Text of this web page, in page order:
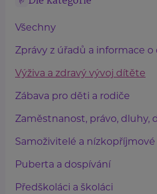
Všechny
Zprávy z úřadů a informace
Výživa a zdravý vývoj dítěte
Zábava pro děti a rodiče
Zaměstnanost, právo, dluhy,
Samoživitelé a
Puberta a dospívání
Předškoláci a školáci